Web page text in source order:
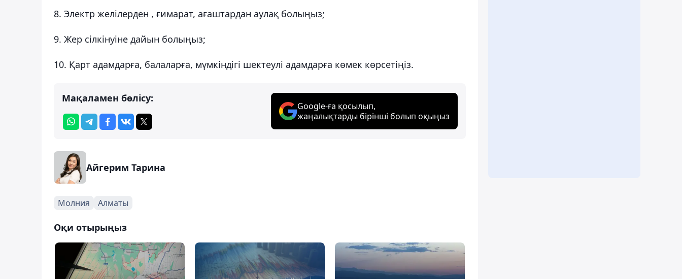
8. Электр желілерден , ғимарат, ағаштардан аулақ болыңыз;
9. Жер сілкінуіне дайын болыңыз;
10. Қарт адамдарға, балаларға, мүмкіндігі шектеулі адамдарға көмек көрсетіңіз.
Мақаламен бөлісу:
Google-ға қосылып,
жаңалықтарды бірінші болып оқыңыз
Айгерим Тарина
Молния Алматы
Оқи отырыңыз